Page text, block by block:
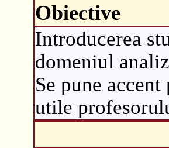
Obiective
Introducerea
domeniul
Se pune
utile